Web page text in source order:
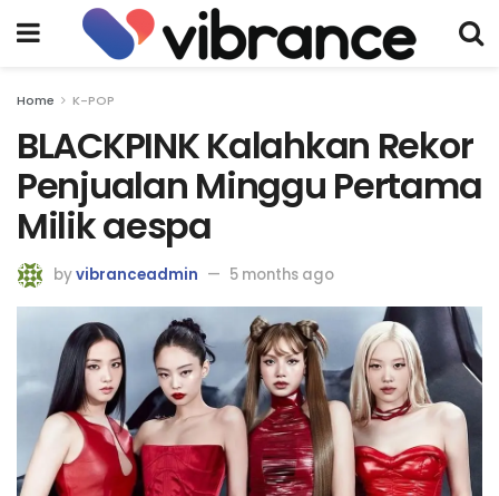
Home K-POP
BLACKPINK Kalahkan Rekor
Penjualan Minggu Pertama
Milik aespa
byvibranceadmin 5 months ago